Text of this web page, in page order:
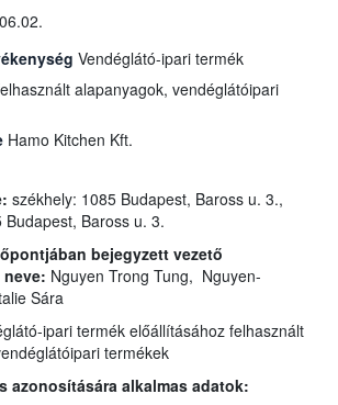
alapanyagok, vendéglátóipari
Hamo Kitchen Kft.
székhely: 1085 Budapest, Baross u. 3.,
Baross u. 3.
bejegyzett vezető
tisztségviselő neve: Nguyen Trong Tung, Nguyen-
Sára
ipari termék előállításához felhasznált
termékek
azonosítására alkalmas adatok: